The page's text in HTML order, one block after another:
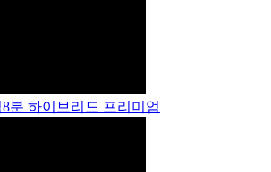
분 하이브리드 프리미엄